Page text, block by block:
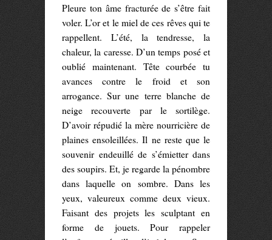
Pleure ton âme fracturée de s’être fait
voler. L’or et le miel de ces rêves qui te
rappellent. L’été, la tendresse, la
chaleur, la caresse. D’un temps posé et
oublié maintenant. Tête courbée tu
avances contre le froid et son
arrogance. Sur une terre blanche de
neige recouverte par le sortilège.
D’avoir répudié la mère nourricière de
plaines ensoleillées. Il ne reste que le
souvenir endeuillé de s’émietter dans
des soupirs. Et, je regarde la pénombre
dans laquelle on sombre. Dans les
yeux, valeureux comme deux vieux.
Faisant des projets les sculptant en
forme de jouets. Pour rappeler